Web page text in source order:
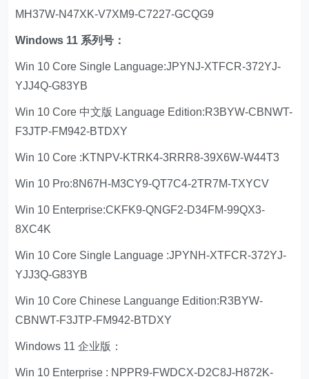
MH37W-N47XK-V7XM9-C7227-GCQG9
Windows 11 系列号：
Win 10 Core Single Language:JPYNJ-XTFCR-372YJ-
YJJ4Q-G83YB
Win 10 Core 中文版 Language Edition:R3BYW-CBNWT-
F3JTP-FM942-BTDXY
Win 10 Core :KTNPV-KTRK4-3RRR8-39X6W-W44T3
Win 10 Pro:8N67H-M3CY9-QT7C4-2TR7M-TXYCV
Win 10 Enterprise:CKFK9-QNGF2-D34FM-99QX3-
8XC4K
Win 10 Core Single Language :JPYNH-XTFCR-372YJ-
YJJ3Q-G83YB
Win 10 Core Chinese Languange Edition:R3BYW-
CBNWT-F3JTP-FM942-BTDXY
Windows 11 企业版：
Win 10 Enterprise : NPPR9-FWDCX-D2C8J-H872K-